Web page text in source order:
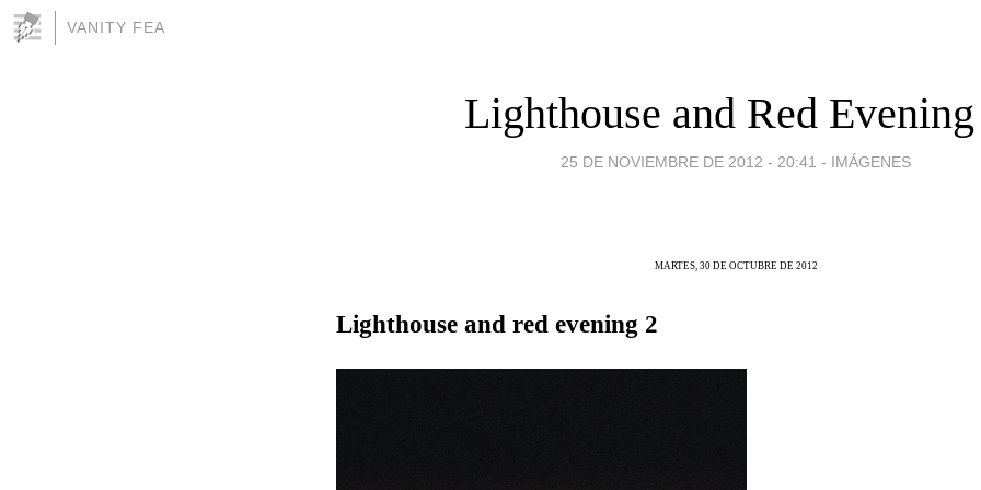
VANITY FEA
Lighthouse and Red
25 DE NOVIEMBRE DE 2012 - 20:41 - IMÁGENES
MARTES, 30 DE OCTUBRE DE 2012
Lighthouse and red evening 2